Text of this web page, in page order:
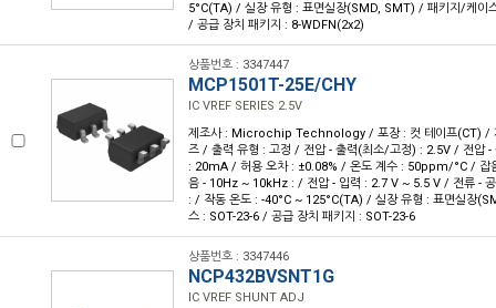
5°C(TA) / 실장 유형 : 표면실장(SMD, SMT) / 패키지/케이
/ 공급 장치 패키지 : 8-WDFN(2x2)
상품번호 : 3347447
MCP1501T-25E/CHY
IC VREF SERIES 2.5V
제조사 : Microchip Technology / 포장 : 컷 테이프(CT) /
즈 / 출력 유형 : 고정 / 전압 - 출력(최소/고정) : 2.5V / 전압 -
: 20mA / 허용 오차 : ±0.08% / 온도 계수 : 50ppm/°C / 잡
음 - 10Hz ~ 10kHz : / 전압 - 입력 : 2.7 V ~ 5.5 V / 전류 -
: / 작동 온도 : -40°C ~ 125°C(TA) / 실장 유형 : 표면실장
스 : SOT-23-6 / 공급 장치 패키지 : SOT-23-6
상품번호 : 3347446
NCP432BVSNT1G
IC VREF SHUNT ADJ